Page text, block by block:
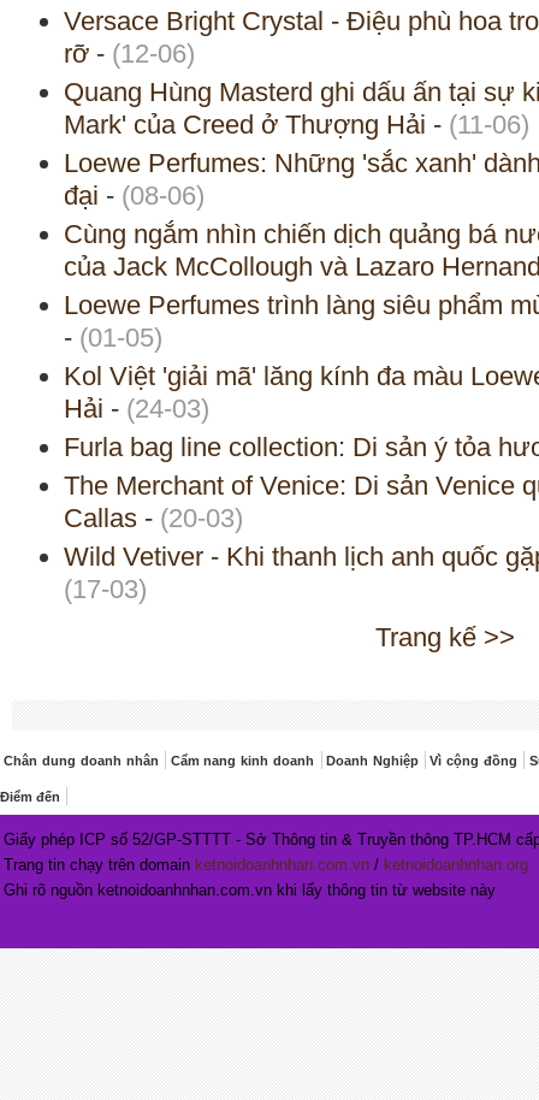
Versace Bright Crystal - Điệu phù hoa
rỡ - (12-06)
Quang Hùng Masterd ghi dấu ấn tại sự
Mark' của Creed ở Thượng Hải - (11-06)
Loewe Perfumes: Những 'sắc xanh'
đại - (08-06)
Cùng ngắm nhìn chiến dịch quảng bá
của Jack McCollough và Lazaro
Loewe Perfumes trình làng siêu phẩm
- (01-05)
Kol Việt 'giải mã' lăng kính đa màu
Hải - (24-03)
Furla bag line collection: Di sản ý tỏa
The Merchant of Venice: Di sản Venice
Callas - (20-03)
Wild Vetiver - Khi thanh lịch anh quốc
(17-03)
Trang kế >>
Chân dung doanh nhân Cẩm nang kinh doanh Doanh Nghiệp Vì cộng đồng
Điểm đến
Giấy phép ICP số 52/GP-STTTT - Sở Thông tin & Truyền thông TP.HCM
Trang tin chạy trên domain ketnoidoanhnhan.com.vn / ketnoidoanhnhan.org
Ghi rõ nguồn ketnoidoanhnhan.com.vn khi lấy thông tin từ website này